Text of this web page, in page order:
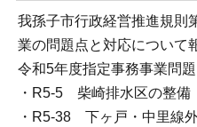
我孫子市行政経営推進規則
業の問題点と対応について
令和5年度指定事務事業問
・R5-5 柴崎排水区の整備
・R5-38 下ヶ戸・中里線